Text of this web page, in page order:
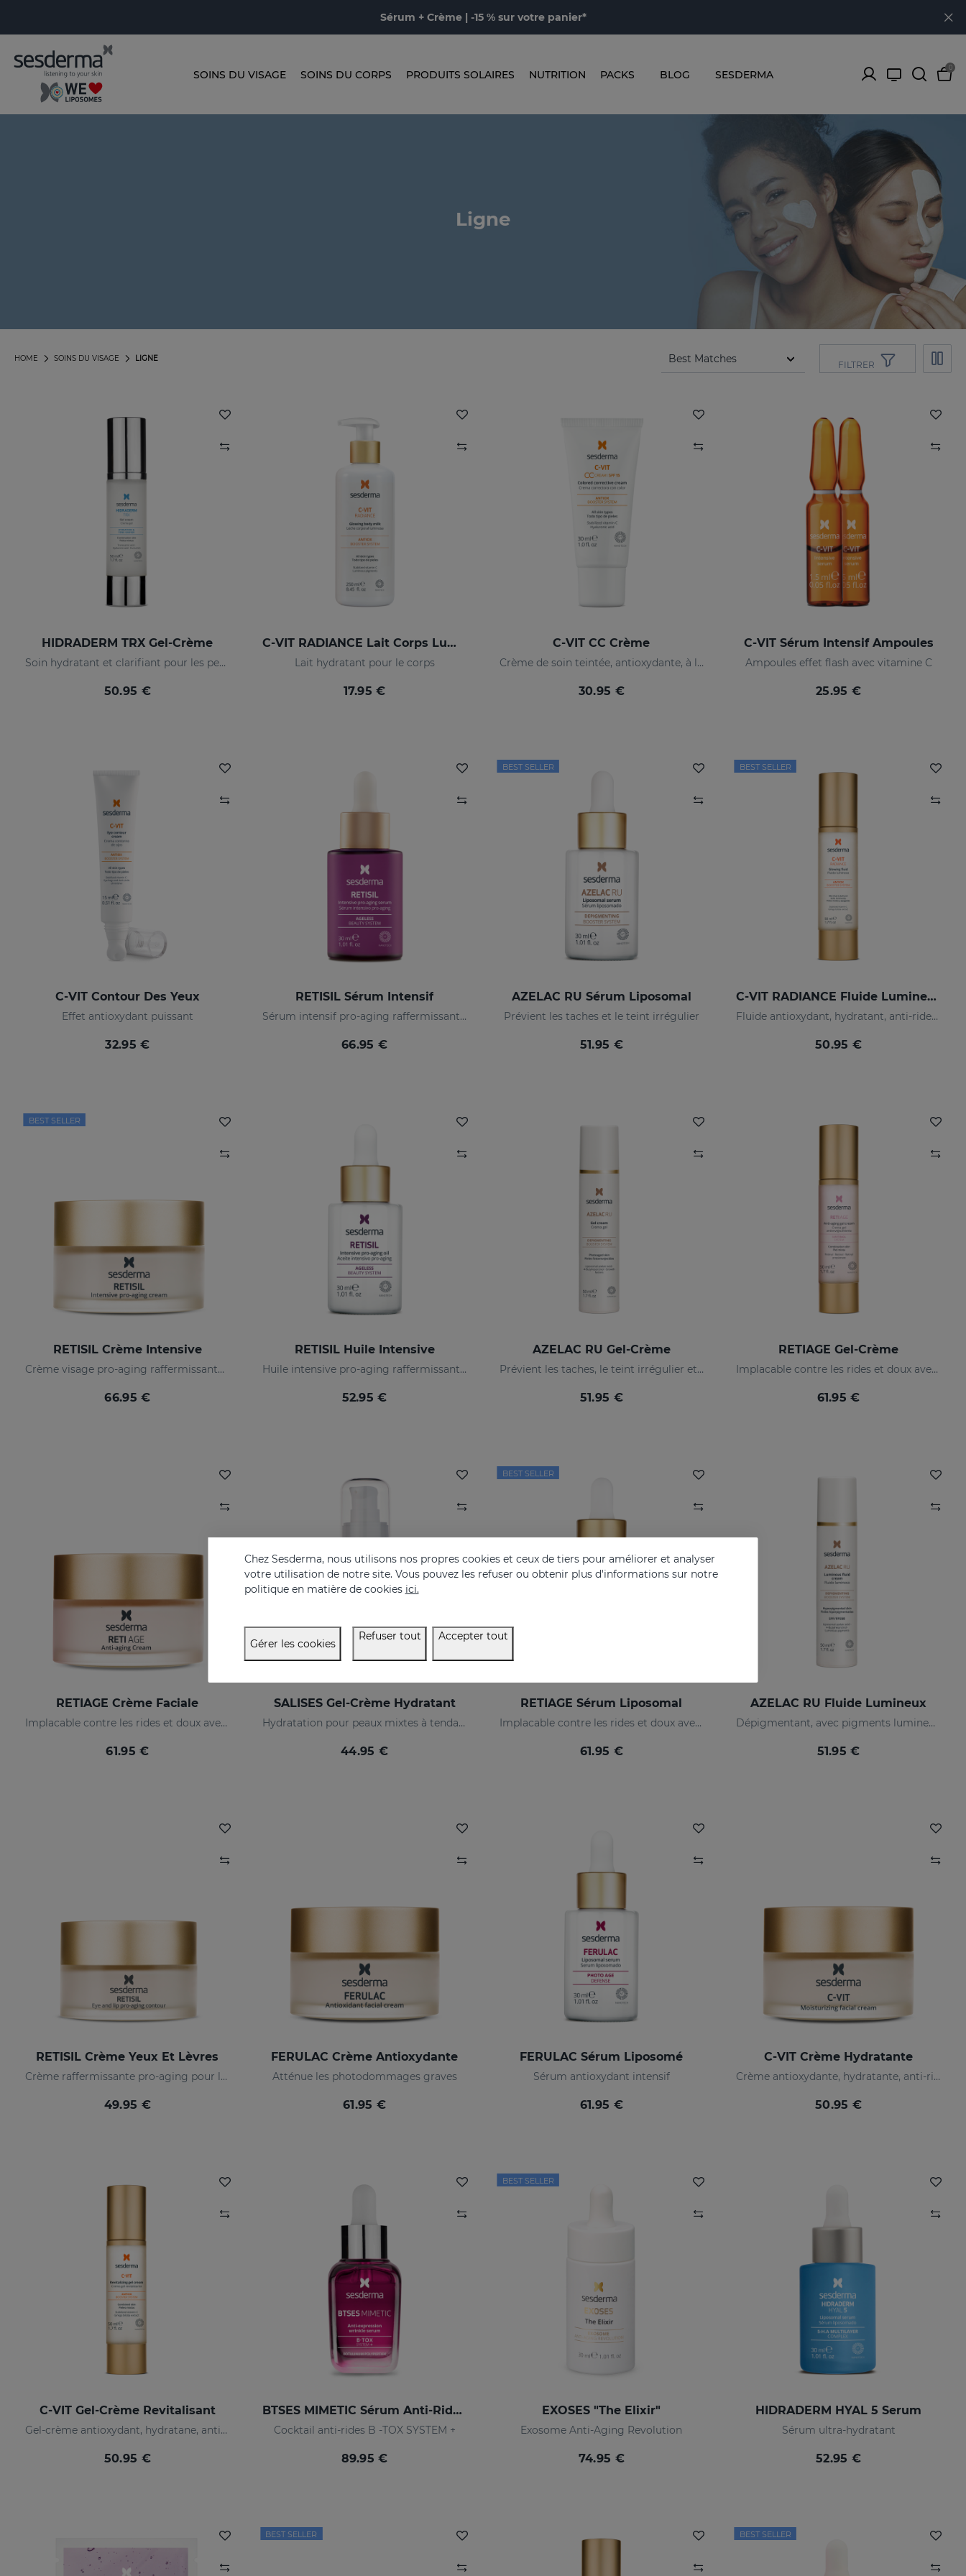
Sérum + Crème | -15 % sur votre panier*
SOINS DU VISAGE SOINS DU CORPS PRODUITS SOLAIRES NUTRITION PACKS BLOG SESDERMA
0
Ligne
LIGNE
SOINS DU VISAGE
HOME
FILTRER
HIDRADERM TRX Gel-Crème
Soin hydratant et clarifiant pour les peaux mixtes
50.95 €
C-VIT RADIANCE Lait Corps Lumineux
Lait hydratant pour le corps
17.95 €
C-VIT CC Crème
Crème de soin teintée, antioxydante, à la vitamine C et à l'acide hyaluronique
30.95 €
C-VIT Sérum Intensif Ampoules
Ampoules effet flash avec vitamine C
25.95 €
C-VIT Contour Des Yeux
Effet antioxydant puissant
32.95 €
RETISIL Sérum Intensif
Sérum intensif pro-aging raffermissant et réducteur de rides
66.95 €
BEST SELLER
AZELAC RU Sérum Liposomal
Prévient les taches et le teint irrégulier
51.95 €
BEST SELLER
C-VIT RADIANCE Fluide Lumineux
Fluide antioxydant, hydratant, anti-rides et illuminateur
50.95 €
BEST SELLER
RETISIL Crème Intensive
Crème visage pro-aging raffermissante et anti-rides
66.95 €
RETISIL Huile Intensive
Huile intensive pro-aging raffermissante et réduisant les rides
52.95 €
AZELAC RU Gel-Crème
Prévient les taches, le teint irrégulier et les rides sur la peau
51.95 €
RETIAGE Gel-Crème
Implacable contre les rides et doux avec votre peau
61.95 €
RETIAGE Crème Faciale
Implacable contre les rides et doux avec votre peau
61.95 €
SALISES Gel-Crème Hydratant
Hydratation pour peaux mixtes à tendance acnéique
44.95 €
BEST SELLER
RETIAGE Sérum Liposomal
Implacable contre les rides et doux avec votre peau
61.95 €
AZELAC RU Fluide Lumineux
Dépigmentant, avec pigments lumineux et filtres solaires
51.95 €
RETISIL Crème Yeux Et Lèvres
Crème raffermissante pro-aging pour le contour des yeux et des lèvres
49.95 €
FERULAC Crème Antioxydante
Atténue les photodommages graves
61.95 €
FERULAC Sérum Liposomé
Sérum antioxydant intensif
61.95 €
C-VIT Crème Hydratante
Crème antioxydante, hydratante, anti-rides et illuminatrice
50.95 €
C-VIT Gel-Crème Revitalisant
Gel-crème antioxydant, hydratane, anti-rides et illuminateur
50.95 €
BTSES MIMETIC Sérum Anti-Rides D'expression
Cocktail anti-rides B -TOX SYSTEM +
89.95 €
BEST SELLER
EXOSES "The Elixir"
Exosome Anti-Aging Revolution
74.95 €
HIDRADERM HYAL 5 Serum
Sérum ultra-hydratant
52.95 €
BEST SELLER BEST SELLER
Chez Sesderma, nous utilisons nos propres cookies et ceux de tiers pour améliorer et analyser
votre utilisation de notre site. Vous pouvez les refuser ou obtenir plus d'informations sur notre
politique en matière de cookies ici.
Gérer les cookies
Refuser tout Accepter tout